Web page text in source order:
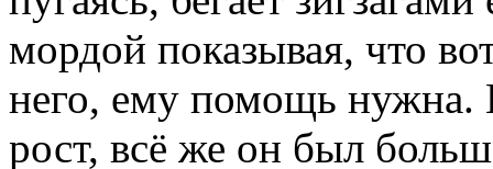
мордой показывая, что
него, ему помощь нужна.
рост, всё же он был